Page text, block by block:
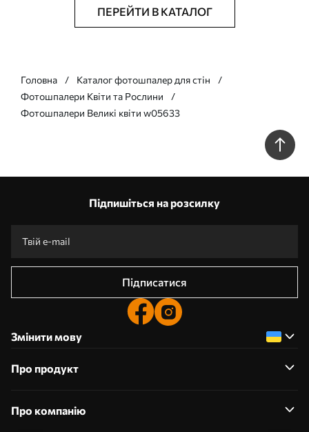
ПЕРЕЙТИ В КАТАЛОГ
Головна
Каталог фотошпалер для стін
Фотошпалери Квіти та Рослини
Фотошпалери Великі квіти w05633
Підпишіться на розсилку
Підписатися
Змінити мову
Про продукт
Про компанію